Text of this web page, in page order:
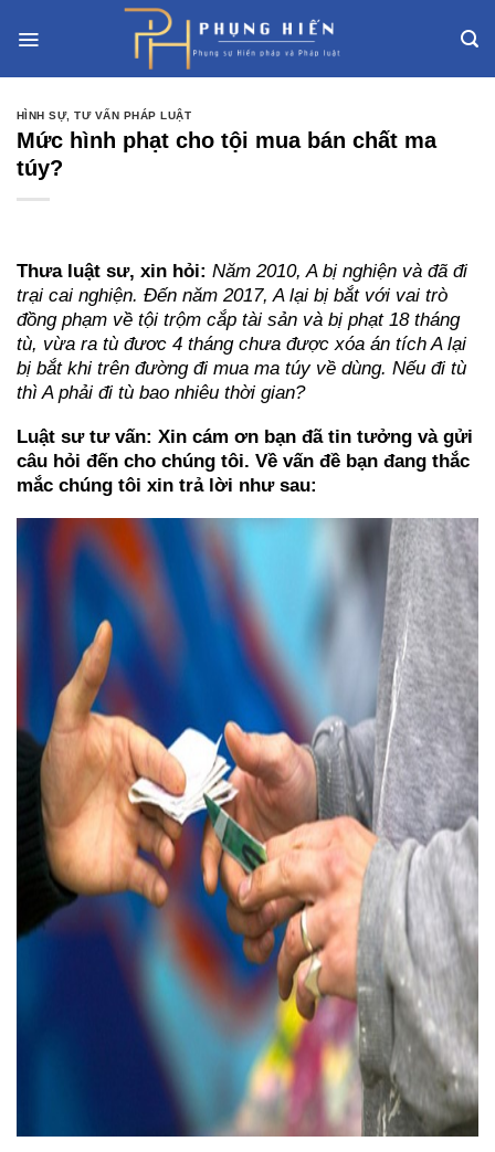
HÌNH SỰ,TƯ VẤN PHÁP LUẬT
Mức hình phạt cho tội mua bán chất ma
túy?
Thưa luật sư, xin hỏi: Năm 2010, A bị nghiện và đã đi
trại cai nghiện. Đến năm 2017, A lại bị bắt với vai trò
đồng phạm về tội trộm cắp tài sản và bị phạt 18 tháng
tù, vừa ra tù đươc 4 tháng chưa được xóa án tích A lại
bị bắt khi trên đường đi mua ma túy về dùng. Nếu đi tù
thì A phải đi tù bao nhiêu thời gian?
Luật sư tư vấn: Xin cám ơn bạn đã tin tưởng và gửi
câu hỏi đến cho chúng tôi. Về vấn đề bạn đang thắc
mắc chúng tôi xin trả lời như sau: